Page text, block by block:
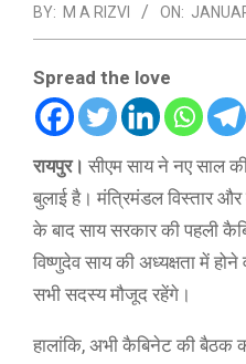
BY: M A RIZVI ON:
Spread the love
रायपुर। सीएम साय ने नए साल
बुलाई है। मंत्रिमंडल विस्तार
के बाद साय सरकार की पहली
विष्णुदेव साय की अध्यक्षता में
सभी सदस्य मौजूद रहेंगे।
हालांकि, अभी कैबिनेट की बैठक